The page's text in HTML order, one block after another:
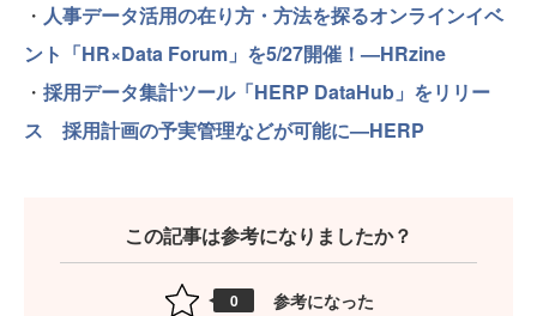
・ 人事データ活用の在り方・方法を探るオンラインイベ
ント「HR×Data Forum」を5/27開催！—HRzine
・ 採用データ集計ツール「HERP DataHub」をリリー
ス 採用計画の予実管理などが可能に—HERP
この記事は参考になりましたか？
0 参考になった